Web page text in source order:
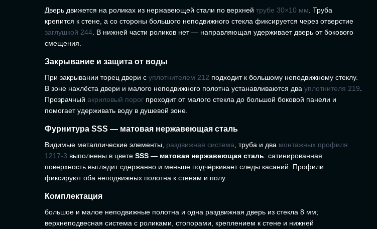
Дверь движется на роликах из нержавеющей стали по верхней трубе 30×10 мм . Труба
крепится к стене, а со стороны большого неподвижного стекла фиксируется через отверстие
заглушкой 244 . В нижней части роликов нет — направляющая удерживает дверь от бокового
смещения.
Закрывание и защита от воды
При закрывании торец двери с уплотнителем 212 подходит к большому неподвижному стеклу.
В зоне нахлёста двери и малого неподвижного полотна устанавливаются два уплотнителя 219
Прозрачный акриловый порог проходит от малого стекла до большой боковой панели и
помогает удерживать воду в душевой зоне.
Фурнитура SSS — матовая нержавеющая сталь
Видимые металлические элементы, раздвижная система , труба и два монтажных профиля
1217-3 выполнены в цвете SSS — матовая нержавеющая сталь: сатинированная
поверхность выглядит сдержанно и меньше подчёркивает следы касаний. Профили
фиксируют оба неподвижных полотна к стенам и полу.
Комплектация
большое и малое неподвижные полотна и одна раздвижная дверь из стекла 8 мм;
верхнеподвесная система с роликами, стопорами, креплением к стене и нижней